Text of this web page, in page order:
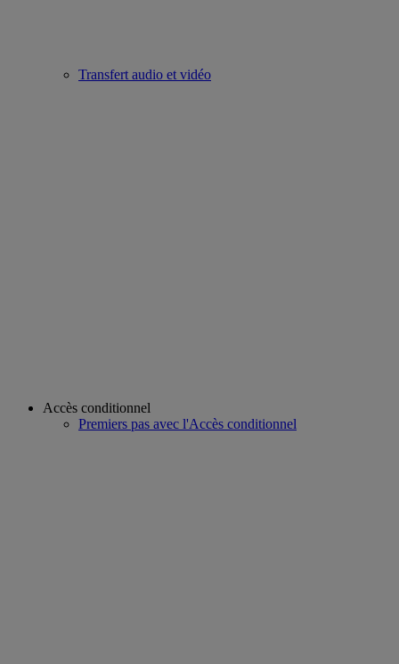
Transfert audio et vidéo
Accès conditionnel
Premiers pas avec l'Accès conditionnel